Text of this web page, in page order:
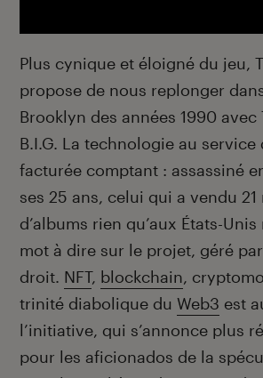
Plus cynique et éloigné du jeu,
propose de nous replonger
Brooklyn des années 1990
B.I.G. La technologie au service
facturée comptant : assassiné
ses 25 ans, celui qui a vendu
d’albums rien qu’aux États-Unis
mot à dire sur le projet, géré
droit. NFT, blockchain,
trinité diabolique du Web3 est
l’initiative, qui s’annonce plus
pour les aficionados de la